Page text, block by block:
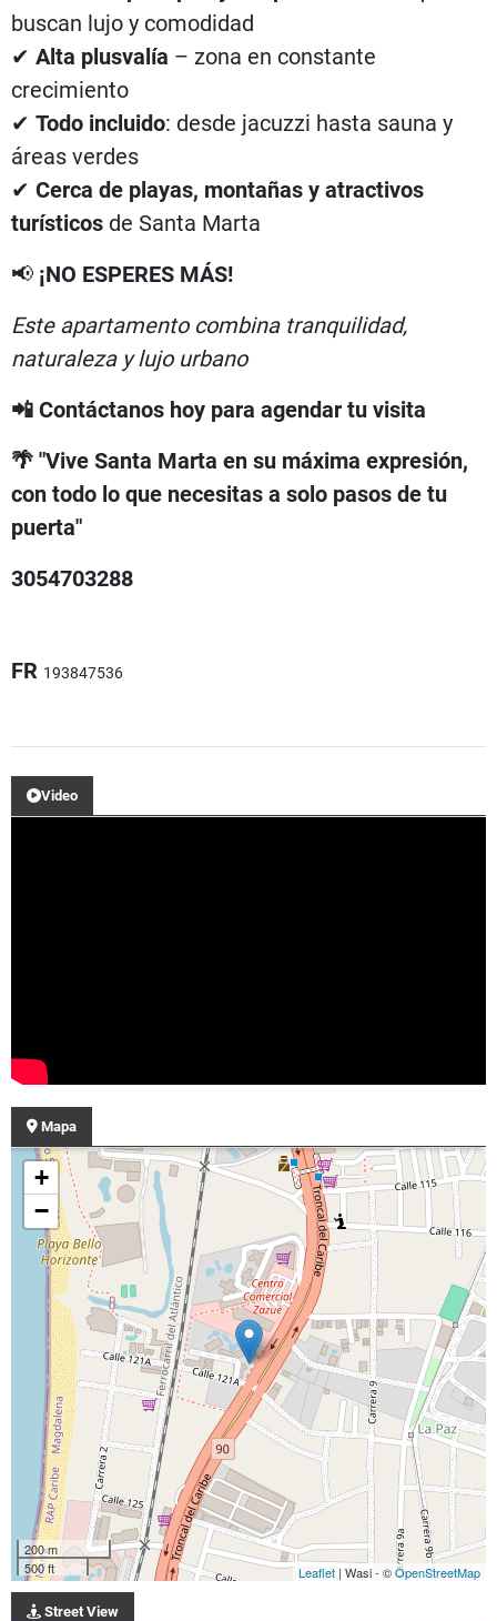
buscan lujo y comodidad
✔ Alta plusvalía – zona en constante
crecimiento
✔ Todo incluido: desde jacuzzi hasta sauna y
áreas verdes
✔ Cerca de playas, montañas y atractivos
turísticos de Santa Marta
📢 ¡NO ESPERES MÁS!
Este apartamento combina tranquilidad,
naturaleza y lujo urbano
📲 Contáctanos hoy para agendar tu visita
🌴 "Vive Santa Marta en su máxima expresión,
con todo lo que necesitas a solo pasos de tu
puerta"
3054703288
FR 193847536
Video
Mapa
+
−
200 m
500 ft
Leaflet | Wasi - ©OpenStreetMap
Street View